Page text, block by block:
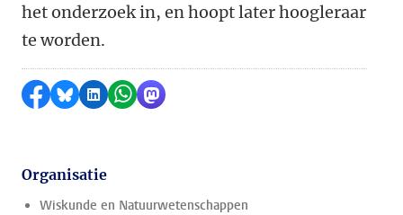
het onderzoek in, en hoopt later hoogleraar
te worden.
Delen op Facebook
Delen via Bluesky
Delen op LinkedIn
Delen via WhatsApp
Delen via Mastodon
Organisatie
Wiskunde en Natuurwetenschappen